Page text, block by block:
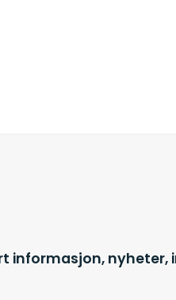
informasjon, nyheter,